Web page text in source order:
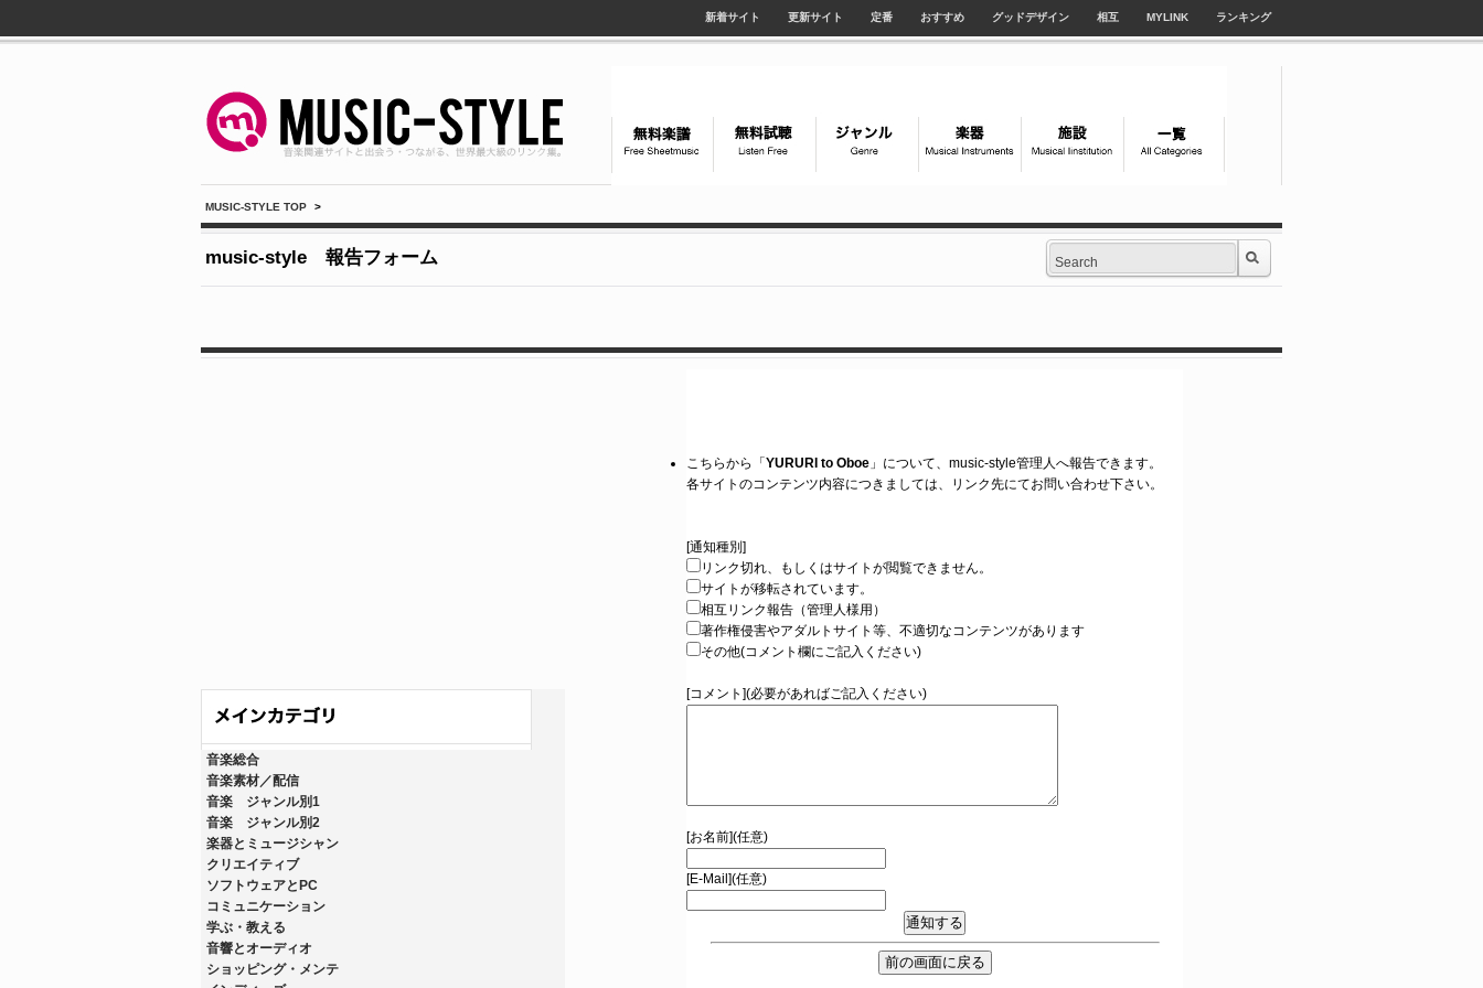
新着サイト 更新サイト 定番 おすすめ グッドデザイン 相互 MYLINK ランキング
MUSIC-STYLE TOP >
music-style 報告フォーム
音楽総合
音楽素材／配信
音楽 ジャンル別1
音楽 ジャンル別2
楽器とミュージシャン
クリエイティブ
ソフトウェアとPC
コミュニケーション
学ぶ・教える
音響とオーディオ
ショッピング・メンテ
こちらから「 YURURI to Oboe 」について、music-style管理人へ報告できます。
各サイトのコンテンツ内容につきましては、リンク先にてお問い合わせ下さい。
[通知種別]
リンク切れ、もしくはサイトが閲覧できません。
サイトが移転されています。
相互リンク報告（管理人様用）
著作権侵害やアダルトサイト等、不適切なコンテンツがあります
その他(コメント欄にご記入ください)
[コメント](必要があればご記入ください)
[お名前](任意)
[E-Mail](任意)